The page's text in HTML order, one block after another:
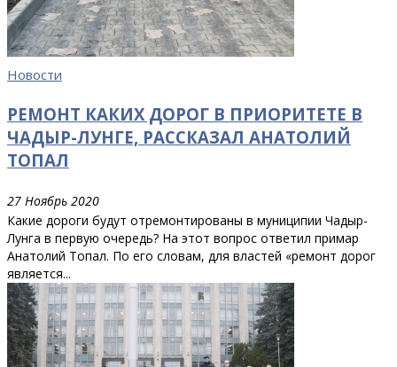
Новости
РЕМОНТ КАКИХ ДОРОГ В ПРИОРИТЕТЕ В
ЧАДЫР-ЛУНГЕ, РАССКАЗАЛ АНАТОЛИЙ
ТОПАЛ
27 Ноябрь 2020
Какие дороги будут отремонтированы в муниципии Чадыр-
Лунга в первую очередь? На этот вопрос ответил примар
Анатолий Топал. По его словам, для властей «ремонт дорог
является...